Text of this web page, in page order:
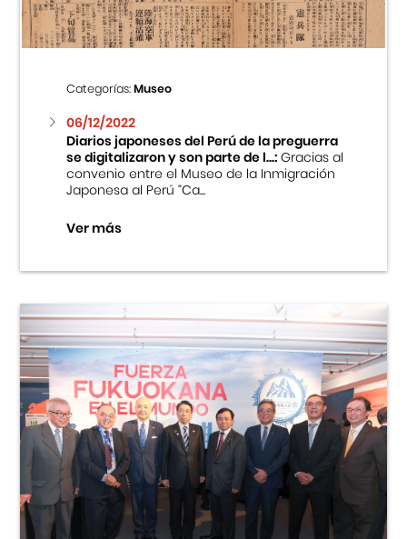
Categorías:Museo
06/12/2022
Diarios japoneses del Perú de la preguerra
se digitalizaron y son parte de l...:Gracias al
convenio entre el Museo de la Inmigración
Japonesa al Perú “Ca...
Ver más